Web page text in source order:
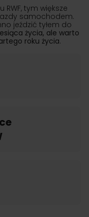
RWF, tym większe
samochodem.
jeździć tyłem do
życia, ale warto
roku życia.